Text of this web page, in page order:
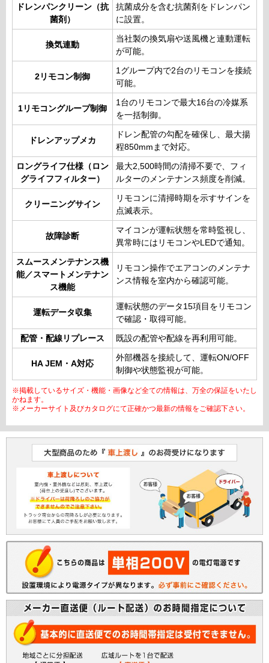
ドレンパンクリーン（抗
菌剤）
抗菌成分を含む抗菌剤をドレンパン
に設置。
換気連動
当社製の換気扇や送風機と連動運転
が可能。
2リモコン制御
1グループ内で2台のリモコンを接続
可能。
1リモコングループ制御
1台のリモコンで最大16台の冷媒系
を一括制御。
ドレンアップメカ
ドレン配管の勾配を確保し、最大揚
程850mmまで対応。
ロングライフ仕様（ロン
グライフフィルター）
最大2,500時間の清掃不要で、フィ
ルターのメンテナンス頻度を削減。
クリーニングサイン
リモコンに清掃時期を示すサインを
点滅表示。
故障診断
マイコンが運転状態を常時監視し、
異常時にはリモコンやLEDで通知。
スムースメンテナンス機
能／スマートメンテナン
ス機能
リモコン操作でエアコンのメンテナ
ンス情報を室内から確認可能。
運転データ収集
運転状態のデータ15項目をリモコン
で確認・取得可能。
配管・配線リプレース 既設の配管や配線を再利用可能。
HA JEM・A対応
外部機器を接続して、運転ON/OFF
制御や状態監視が可能。
※掲載しているサイズ・機能・画像など全ての情報は、万全の保証をいたし
かねます。
※メーカーサイト及びカタログにて正確かつ最新の情報をご確認下さい。